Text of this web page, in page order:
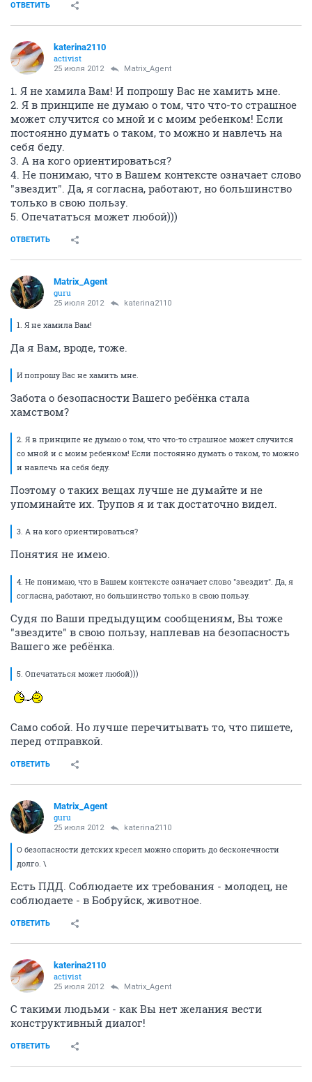
ОТВЕТИТЬ
katerina2110
activist
25 июля 2012 Matrix_Agent
1. Я не хамила Вам! И попрошу Вас не хамить мне.
2. Я в принципе не думаю о том, что что-то страшное
может случится со мной и с моим ребенком! Если
постоянно думать о таком, то можно и навлечь на
себя беду.
3. А на кого ориентироваться?
4. Не понимаю, что в Вашем контексте означает слово
"звездит". Да, я согласна, работают, но большинство
только в свою пользу.
5. Опечататься может любой)))
ОТВЕТИТЬ
Matrix_Agent
guru
25 июля 2012 katerina2110
1. Я не хамила Вам!
Да я Вам, вроде, тоже.
И попрошу Вас не хамить мне.
Забота о безопасности Вашего ребёнка стала
хамством?
2. Я в принципе не думаю о том, что что-то страшное может случится
со мной и с моим ребенком! Если постоянно думать о таком, то можно
и навлечь на себя беду.
Поэтому о таких вещах лучше не думайте и не
упоминайте их. Трупов я и так достаточно видел.
3. А на кого ориентироваться?
Понятия не имею.
4. Не понимаю, что в Вашем контексте означает слово "звездит". Да, я
согласна, работают, но большинство только в свою пользу.
Судя по Ваши предыдущим сообщениям, Вы тоже
"звездите" в свою пользу, наплевав на безопасность
Вашего же ребёнка.
5. Опечататься может любой)))
Само собой. Но лучше перечитывать то, что пишете,
перед отправкой.
ОТВЕТИТЬ
Matrix_Agent
guru
25 июля 2012 katerina2110
О безопасности детских кресел можно спорить до бесконечности
долго. \
Есть ПДД. Соблюдаете их требования - молодец, не
соблюдаете - в Бобруйск, животное.
ОТВЕТИТЬ
katerina2110
activist
25 июля 2012 Matrix_Agent
С такими людьми - как Вы нет желания вести
конструктивный диалог!
ОТВЕТИТЬ